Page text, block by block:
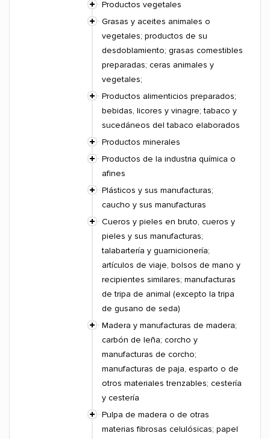
Productos vegetales
Grasas y aceites animales o
vegetales; productos de su
desdoblamiento; grasas comestibles
preparadas; ceras animales y
vegetales;
Productos alimenticios preparados;
bebidas, licores y vinagre; tabaco y
sucedáneos del tabaco elaborados
Productos minerales
Productos de la industria química o
afines
Plásticos y sus manufacturas;
caucho y sus manufacturas
Cueros y pieles en bruto, cueros y
pieles y sus manufacturas;
talabartería y guarnicionería;
artículos de viaje, bolsos de mano y
recipientes similares; manufacturas
de tripa de animal (excepto la tripa
de gusano de seda)
Madera y manufacturas de madera;
carbón de leña; corcho y
manufacturas de corcho;
manufacturas de paja, esparto o de
otros materiales trenzables; cestería
y cestería
Pulpa de madera o de otras
materias fibrosas celulósicas; papel